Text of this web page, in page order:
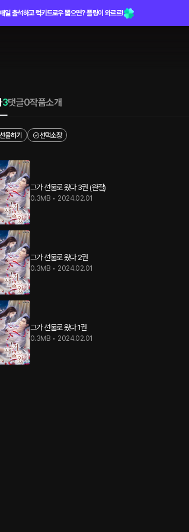
매일 출석하고 럭키드로우 뽑으면? 플링이 와르르!
3댓글0작품소개
선물하기 선택소장
그가 선물로 왔다 3권 (완결)
0.3MB • 2024.02.01
그가 선물로 왔다 2권
0.3MB • 2024.02.01
그가 선물로 왔다 1권
0.3MB • 2024.02.01